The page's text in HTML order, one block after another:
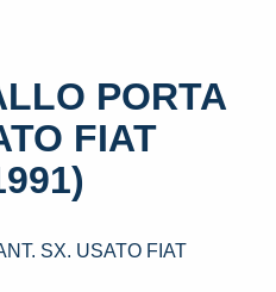
PORTA
FIAT
SX. USATO FIAT